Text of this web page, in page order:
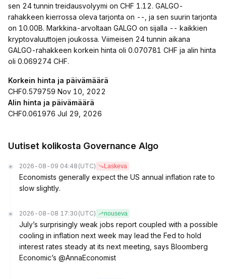
sen 24 tunnin treidausvolyymi on CHF 1.12. GALGO-
rahakkeen kierrossa oleva tarjonta on --, ja sen suurin tarjonta
on 10.00B. Markkina-arvoltaan GALGO on sijalla -- kaikkien
kryptovaluuttojen joukossa. Viimeisen 24 tunnin aikana
GALGO-rahakkeen korkein hinta oli 0.070781 CHF ja alin hinta
oli 0.069274 CHF.
Korkein hinta ja päivämäärä
CHF0.579759 Nov 10, 2022
Alin hinta ja päivämäärä
CHF0.061976 Jul 29, 2026
Uutiset kolikosta Governance Algo
2026-08-09 04:48 (UTC) Laskeva
Economists generally expect the US annual inflation rate to
slow slightly.
2026-08-08 17:30 (UTC) nouseva
July’s surprisingly weak jobs report coupled with a possible
cooling in inflation next week may lead the Fed to hold
interest rates steady at its next meeting, says Bloomberg
Economic’s @AnnaEconomist